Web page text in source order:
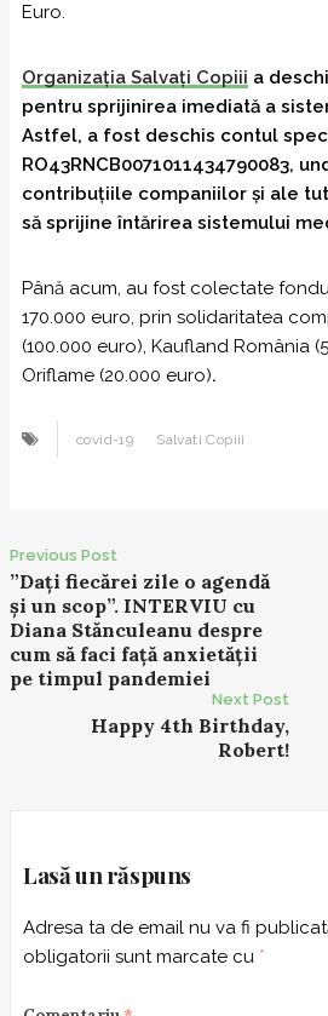
Euro.
Organizația Salvați Copiii a
pentru sprijinirea imediată a
Astfel, a fost deschis contul
RO43RNCB0071011434790083,
contribuțiile companiilor și ale
să sprijine întărirea sistemului
Până acum, au fost colectate
170.000 euro, prin solidaritatea
(100.000 euro), Kaufland România
Oriflame (20.000 euro).
covid-19 Salvati Copiii
Post
navigation
Previous Post
”Dați fiecărei zile o agendă
și un scop”. INTERVIU cu
Diana Stănculeanu despre
cum să faci față anxietății
pe timpul pandemiei
Next Post
Happy 4th Birthday,
Robert!
Lasă un răspuns
Adresa ta de email nu va fi
obligatorii sunt marcate cu *